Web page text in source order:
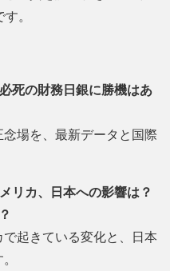
。
死の財務日銀に勝機はあ
場を、最新データと国際
リカ、日本への影響は？
起きている変化と、日本